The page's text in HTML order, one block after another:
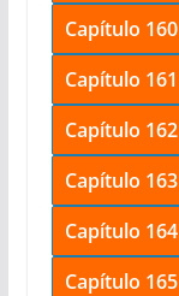
Capítulo 160
Capítulo 161
Capítulo 162
Capítulo 163
Capítulo 164
Capítulo 165